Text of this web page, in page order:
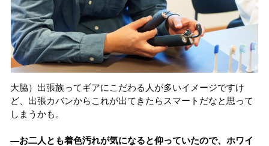
大脇）出張族ってギアにこだわる人が多いイメージですけ
ど、出張カバンからこれが出てきたらスマートだなと思って
しまうかも。
―お二人とも着色汚れが気になると仰っていたので、ホワイ